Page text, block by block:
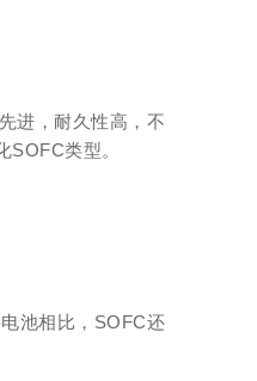
进，耐久性高，不
类型。
池相比，SOFC还